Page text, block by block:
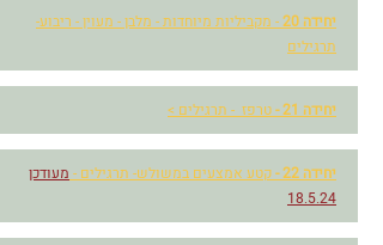
יחידה 20
- מקביליות מיוחדות - מלבן - מעוין - ריבוע-
תרגילים
יחידה 21 - טרפז - תרגילים >
יחידה 22 - קטע אמצעים במשולש- תרגילים - מעודכן
18.5.24